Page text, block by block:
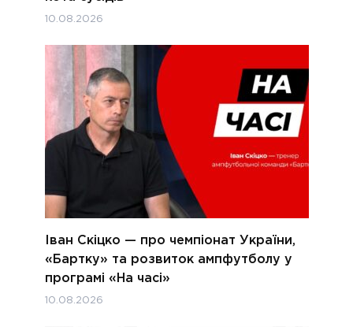
10.08.2026
Іван Скіцко — про чемпіонат України,
«Бартку» та розвиток ампфутболу у
програмі «На часі»
10.08.2026